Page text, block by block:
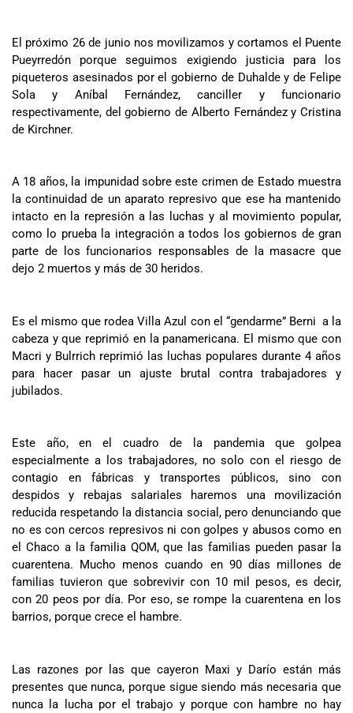
El próximo 26 de junio nos movilizamos y cortamos el Puente
Pueyrredón porque seguimos exigiendo justicia para los
piqueteros asesinados por el gobierno de Duhalde y de Felipe
Sola y Aníbal Fernández, canciller y funcionario
respectivamente, del gobierno de Alberto Fernández y Cristina
de Kirchner.
A 18 años, la impunidad sobre este crimen de Estado muestra
la continuidad de un aparato represivo que ese ha mantenido
intacto en la represión a las luchas y al movimiento popular,
como lo prueba la integración a todos los gobiernos de gran
parte de los funcionarios responsables de la masacre que
dejo 2 muertos y más de 30 heridos.
Es el mismo que rodea Villa Azul con el “gendarme” Berni a la
cabeza y que reprimió en la panamericana. El mismo que con
Macri y Bulrrich reprimió las luchas populares durante 4 años
para hacer pasar un ajuste brutal contra trabajadores y
jubilados.
Este año, en el cuadro de la pandemia que golpea
especialmente a los trabajadores, no solo con el riesgo de
contagio en fábricas y transportes públicos, sino con
despidos y rebajas salariales haremos una movilización
reducida respetando la distancia social, pero denunciando que
no es con cercos represivos ni con golpes y abusos como en
el Chaco a la familia QOM, que las familias pueden pasar la
cuarentena. Mucho menos cuando en 90 días millones de
familias tuvieron que sobrevivir con 10 mil pesos, es decir,
con 20 peos por día. Por eso, se rompe la cuarentena en los
barrios, porque crece el hambre.
Las razones por las que cayeron Maxi y Darío están más
presentes que nunca, porque sigue siendo más necesaria que
nunca la lucha por el trabajo y porque con hambre no hay